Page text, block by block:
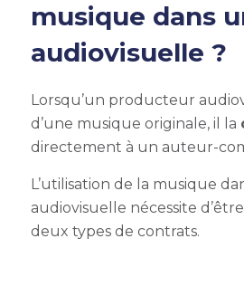
musique dans
audiovisuelle ?
Lorsqu’un producteur
d’une musique originale, il la
directement à un auteur-
L’utilisation de la musique
audiovisuelle nécessite
deux types de contrats.